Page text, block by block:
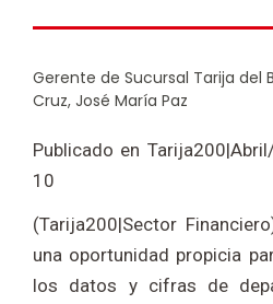
Gerente de Sucursal Tarija del
Cruz, José María Paz
Publicado en
10
(Tarija200|Sector
una oportunidad propicia
los datos y cifras de